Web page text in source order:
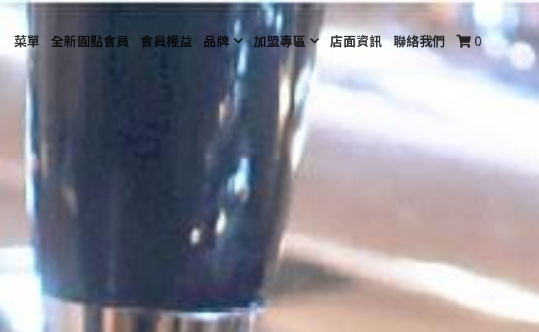
菜單 全新圓點會員 會員權益 品牌 加盟專區 店面資訊 聯絡我們 0